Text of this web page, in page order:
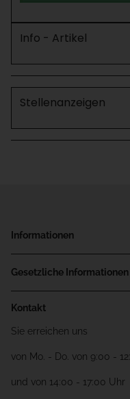
Info - Artikel
Stellenanzeigen
Informationen
Gesetzliche Informationen
Kontakt
Sie erreichen uns
von Mo. - Do. von 9:00 -
und von 14:00 - 17:00 Uhr